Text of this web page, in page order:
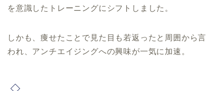
を意識したトレーニングにシフトしました。
しかも、痩せたことで見た目も若返ったと周囲から言
われ、アンチエイジングへの興味が一気に加速。